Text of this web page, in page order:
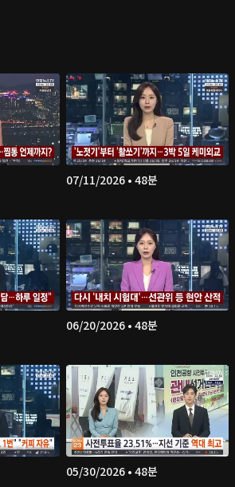
07/11/2026 • 48분
06/20/2026 • 48분
05/30/2026 • 48분